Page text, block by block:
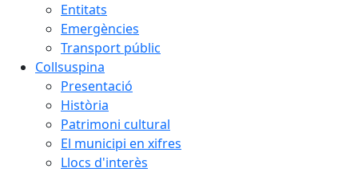
Entitats
Emergències
Transport públic
Collsuspina
Presentació
Història
Patrimoni cultural
El municipi en xifres
Llocs d'interès